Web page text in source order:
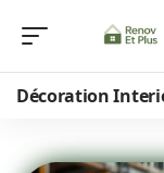
Décoration